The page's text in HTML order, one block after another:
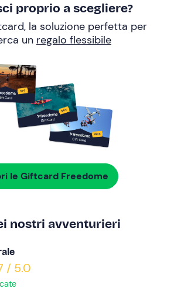
proprio a scegliere?
la soluzione perfetta per
un regalo flessibile
le Giftcard Freedome
nostri avventurieri
/ 5.0